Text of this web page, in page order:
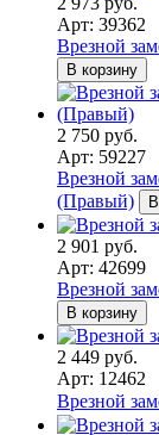
Арт: 39362
Врезной
В корзину
2 750 руб.
Арт: 59227
Врезной
(Правый)
2 901 руб.
Арт: 42699
Врезной
В корзину
2 449 руб.
Арт: 12462
Врезной